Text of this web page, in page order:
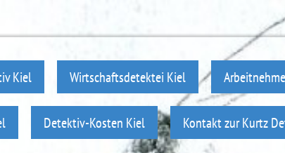
Kiel Wirtschaftsdetektei Kiel
Detektiv-Kosten Kiel Kontakt zur Kurtz